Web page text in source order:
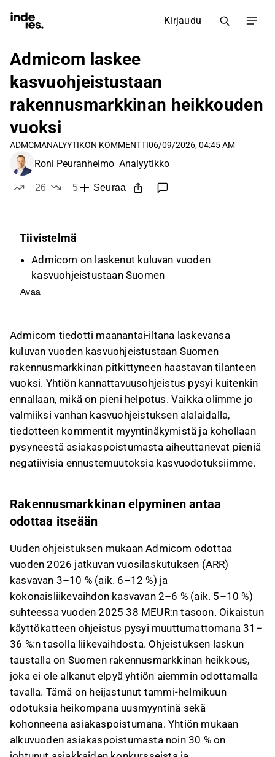
Kirjaudu
Admicom laskee
kasvuohjeistustaan
rakennusmarkkinan heikkouden
vuoksi
ADMCMANALYYTIKON KOMMENTTI06/09/2026, 04:45 AM
Roni Peuranheimo Analyytikko
26
5
Seuraa
Tiivistelmä
Admicom on laskenut kuluvan vuoden
kasvuohjeistustaan Suomen
rakennusmarkkinan heikkouden vuoksi, mutta
vuosilaskutuksen kasvavan 3–10 % ja
kokonaisliikevaihdon 2–6 % suhteessa vuoden
2025 tasoon.
Rakennusmarkkinan heikkous on johtanut
odotuksia heikompaan uusmyyntiin ja
kohonneeseen asiakaspoistumaan, mikä
vaikuttaa negatiivisesti kasvuennusteisiin.
Admicomin osakkeen laskenut arvostus
vaikeuttaa yritysostojen toteuttamista, mutta
pitkän aikavälin arvonluonnin kannalta.
Tämä sisältö on tekoälyn tuottamaa. Anna siihen
Avaa
Admicom tiedotti maanantai-iltana laskevansa
kuluvan vuoden kasvuohjeistustaan Suomen
rakennusmarkkinan pitkittyneen haastavan tilanteen
vuoksi. Yhtiön kannattavuusohjeistus pysyi kuitenkin
ennallaan, mikä on pieni helpotus. Vaikka olimme jo
valmiiksi vanhan kasvuohjeistuksen alalaidalla,
tiedotteen kommentit myyntinäkymistä ja kohollaan
pysyneestä asiakaspoistumasta aiheuttanevat pieniä
negatiivisia ennustemuutoksia kasvuodotuksiimme.
Rakennusmarkkinan elpyminen antaa
odottaa itseään
Uuden ohjeistuksen mukaan Admicom odottaa
vuoden 2026 jatkuvan vuosilaskutuksen (ARR)
kasvavan 3–10 % (aik. 6–12 %) ja
kokonaisliikevaihdon kasvavan 2–6 % (aik. 5–10 %)
suhteessa vuoden 2025 38 MEUR:n tasoon. Oikaistun
käyttökatteen ohjeistus pysyi muuttumattomana 31–
36 %:n tasolla liikevaihdosta. Ohjeistuksen laskun
taustalla on Suomen rakennusmarkkinan heikkous,
joka ei ole alkanut elpyä yhtiön aiemmin odottamalla
tavalla. Tämä on heijastunut tammi-helmikuun
odotuksia heikompana uusmyyntinä sekä
kohonneena asiakaspoistumana. Yhtiön mukaan
alkuvuoden asiakaspoistumasta noin 30 % on